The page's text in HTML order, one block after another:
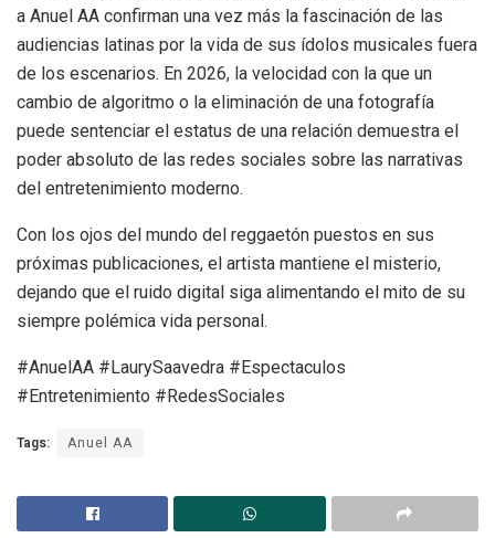
a Anuel AA confirman una vez más la fascinación de las
audiencias latinas por la vida de sus ídolos musicales fuera
de los escenarios. En 2026, la velocidad con la que un
cambio de algoritmo o la eliminación de una fotografía
puede sentenciar el estatus de una relación demuestra el
poder absoluto de las redes sociales sobre las narrativas
del entretenimiento moderno.
Con los ojos del mundo del reggaetón puestos en sus
próximas publicaciones, el artista mantiene el misterio,
dejando que el ruido digital siga alimentando el mito de su
siempre polémica vida personal.
#AnuelAA #LaurySaavedra #Espectaculos
#Entretenimiento #RedesSociales
Tags: Anuel AA